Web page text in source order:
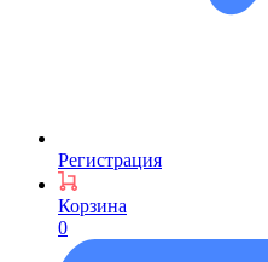
Регистрация
Корзина
0